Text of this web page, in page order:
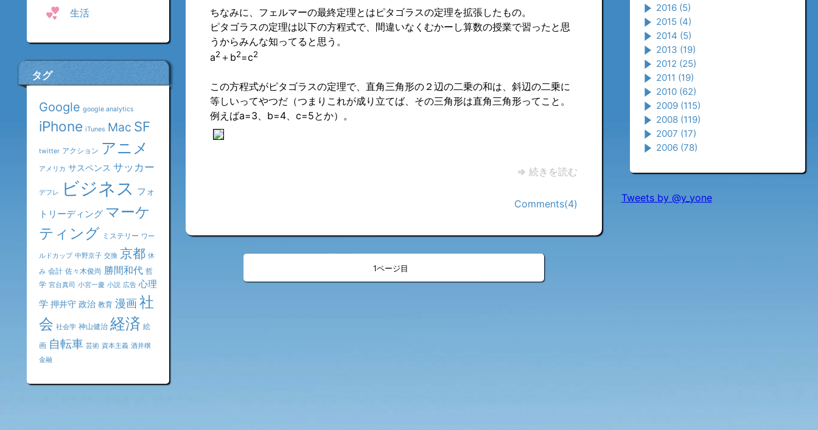
生活
タグ
Google google analytics
iPhone iTunes Mac SF
twitter アクション アニメ
アメリカ サスペンス サッカー
デフレ ビジネス フォ
トリーディング マーケ
ティング ミステリー ワー
ルドカップ 中野京子 交換 京都 休
み 会計 佐々木俊尚 勝間和代 哲
学 宮台真司 小宮一慶 小説 広告 心理
学 押井守 政治 教育 漫画社
会 社会学 神山健治 経済 絵
画 自転車 芸術 資本主義 酒井穣
金融
2016 (5)
2015 (4)
2014 (5)
2013 (19)
2012 (25)
2011 (19)
2010 (62)
2009 (115)
2008 (119)
2007 (17)
2006 (78)
Tweets by @y_yone
ちなみに、フェルマーの最終定理とはピタゴラスの定理を拡張したもの。
ピタゴラスの定理は以下の方程式で、間違いなくむかーし算数の授業で習ったと思
うからみんな知ってると思う。
a2 ＋b2=c2
この方程式がピタゴラスの定理で、直角三角形の２辺の二乗の和は、斜辺の二乗に
等しいってやつだ（つまりこれが成り立てば、その三角形は直角三角形ってこと。
例えばa=3、b=4、c=5とか）。
⇒ 続きを読む
Comments(4)
1